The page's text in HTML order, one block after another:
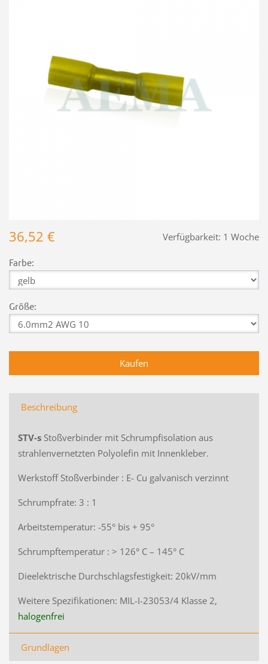
Verfügbarkeit: 1 Woche
36,52 €
Farbe:
Größe:
Beschreibung
STV-s Stoßverbinder mit Schrumpfisolation aus
strahlenvernetzten Polyolefin mit Innenkleber.
Werkstoff Stoßverbinder : E- Cu galvanisch verzinnt
Schrumpfrate: 3 : 1
Arbeitstemperatur: -55° bis + 95°
Schrumpftemperatur : > 126° C – 145° C
Dieelektrische Durchschlagsfestigkeit: 20kV/mm
Weitere Spezifikationen: MIL-I-23053/4 Klasse 2,
halogenfrei
Grundlagen